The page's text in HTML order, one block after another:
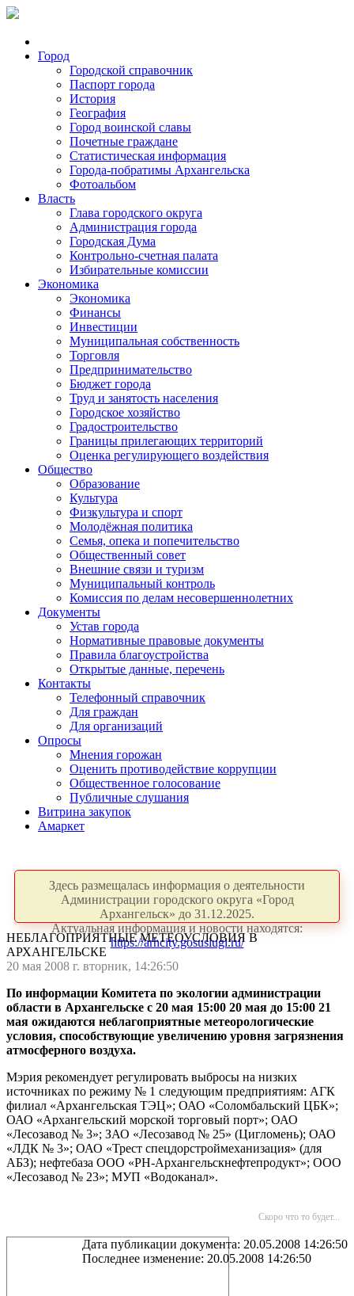
Город
Городской справочник
Паспорт города
История
География
Город воинской славы
Почетные граждане
Статистическая информация
Города-побратимы Архангельска
Фотоальбом
Власть
Глава городского округа
Администрация города
Городская Дума
Контрольно-счетная палата
Избирательные комиссии
Экономика
Экономика
Финансы
Инвестиции
Муниципальная собственность
Торговля
Предпринимательство
Бюджет города
Труд и занятость населения
Городское хозяйство
Градостроительство
Границы прилегающих территорий
Оценка регулирующего воздействия
Общество
Образование
Культура
Физкультура и спорт
Молодёжная политика
Семья, опека и попечительство
Общественный совет
Внешние связи и туризм
Муниципальный контроль
Комиссия по делам несовершеннолетних
Документы
Устав города
Нормативные правовые документы
Правила благоустройства
Открытые данные, перечень
Контакты
Телефонный справочник
Для граждан
Для организаций
Опросы
Мнения горожан
Оценить противодействие коррупции
Общественное голосование
Публичные слушания
Витрина закупок
Амаркет
Здесь размещалась информация о деятельности
Администрации городского округа «Город
Архангельск» до 31.12.2025.
Актуальная информация и новости находятся:
https://arhcity.gosuslugi.ru/
НЕБЛАГОПРИЯТНЫЕ МЕТЕОУСЛОВИЯ В
АРХАНГЕЛЬСКЕ
20 мая 2008 г. вторник, 14:26:50
По информации Комитета по экологии администрации
области в Архангельске с 20 мая 15:00 20 мая до 15:00 21
мая ожидаются неблагоприятные метеорологические
условия, способствующие увеличению уровня загрязнения
атмосферного воздуха.
Мэрия рекомендует регулировать выбросы на низких
источниках по режиму № 1 следующим предприятиям: АГК
филиал «Архангельская ТЭЦ»; ОАО «Соломбальский ЦБК»;
ОАО «Архангельский морской торговый порт»; ОАО
«Лесозавод № 3»; ЗАО «Лесозавод № 25» (Цигломень); ОАО
«ЛДК № 3»; ОАО «Трест спецдорстроймеханизация» (для
АБЗ); нефтебаза ООО «РН-Архангельскнефтепродукт»; ООО
«Лесозавод № 23»; МУП «Водоканал».
Скоро что то будет...
Дата публикации документа: 20.05.2008 14:26:50
Последнее изменение: 20.05.2008 14:26:50